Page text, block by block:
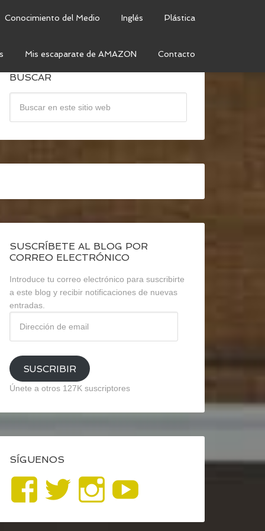
Conocimiento del Medio Inglés Plástica
Mis escaparate de AMAZON Contacto
BUSCAR
SUSCRÍBETE AL BLOG POR
CORREO ELECTRÓNICO
Introduce tu correo electrónico para suscribirte
a este blog y recibir notificaciones de nuevas
entradas.
email
SUSCRIBIR
Únete a otros 127K suscriptores
SÍGUENOS
Ver
perfil
Ver
perfil
Ver
perfil